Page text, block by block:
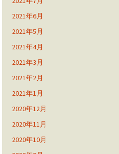
2021年6月
2021年5月
2021年4月
2021年3月
2021年2月
2021年1月
2020年12月
2020年11月
2020年10月